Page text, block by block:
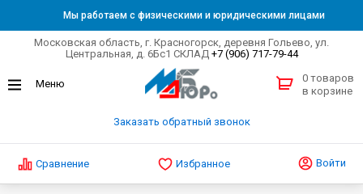
Мы работаем с физическими и юридическими лицами
Московская область, г. Красногорск, деревня Гольево, ул.
Центральная, д. 6Бс1 СКЛАД +7 (906) 717-79-44
Заказать обратный звонок
0 товаров
в корзине
Сравнение Избранное Войти